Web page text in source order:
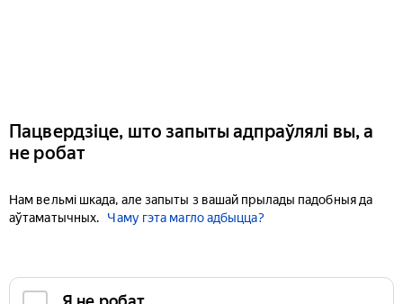
Пацвердзіце, што запыты адпраўлялі вы, а
не робат
Нам вельмі шкада, але запыты з вашай прылады падобныя да
аўтаматычных.
Чаму гэта магло адбыцца?